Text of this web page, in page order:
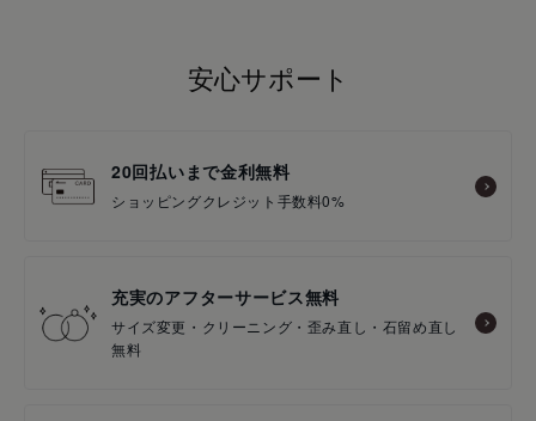
安心サポート
20回払いまで金利無料
ショッピングクレジット手数料0%
充実のアフターサービス無料
サイズ変更・クリーニング・歪み直し・石留め直し
無料